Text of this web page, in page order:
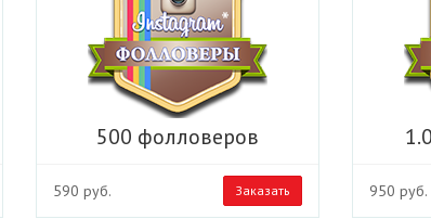
500 фолловеров
590 руб. Заказать 950 руб.